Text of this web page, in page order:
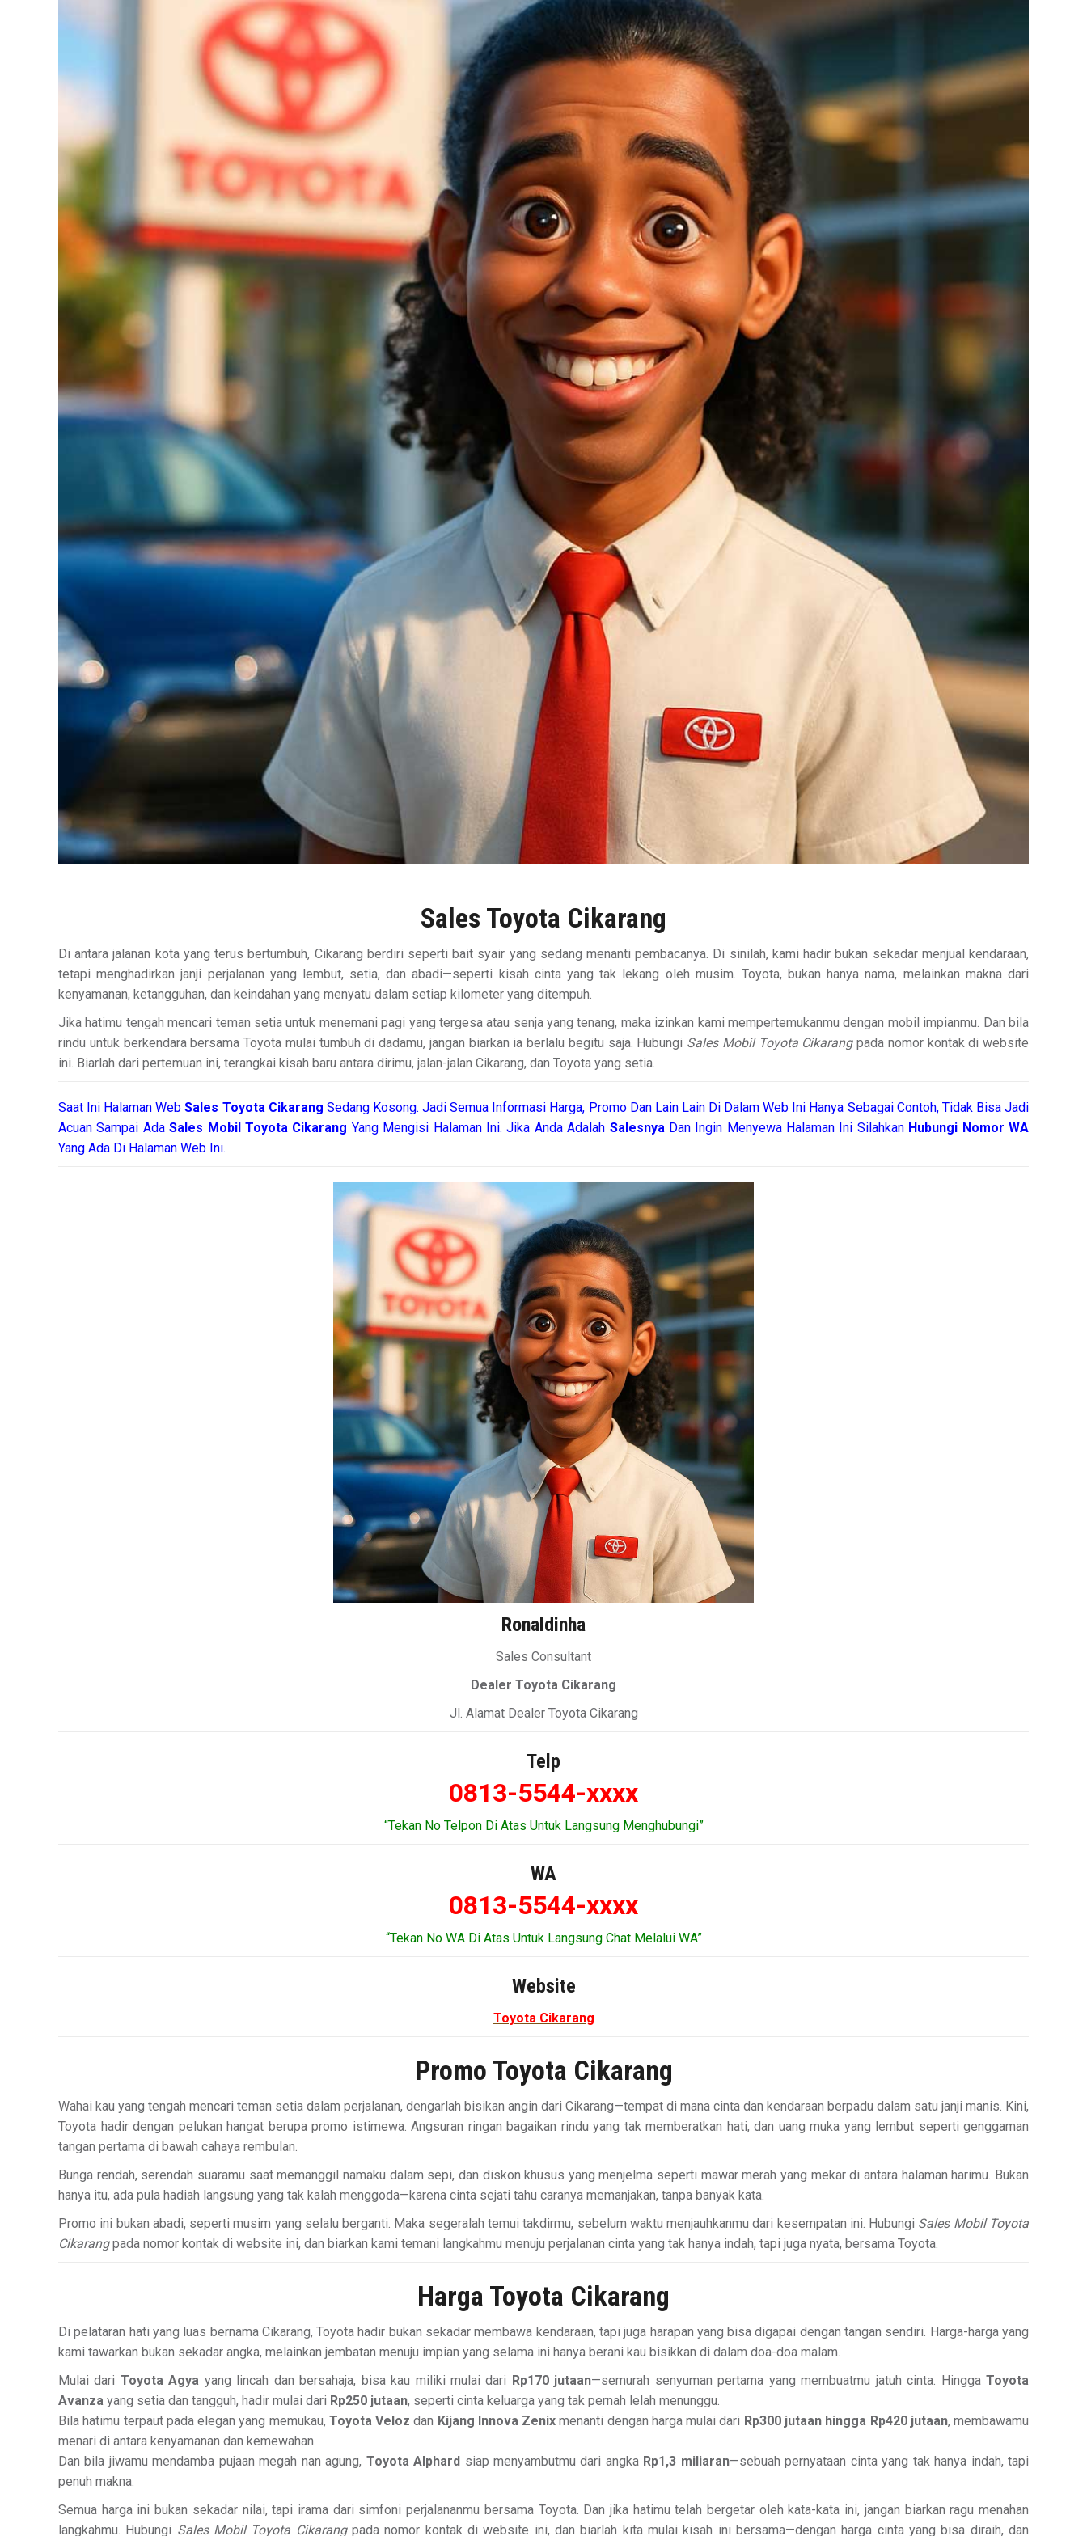
Sales Toyota Cikarang
Di antara jalanan kota yang terus bertumbuh, Cikarang berdiri seperti bait syair yang sedang menanti pembacanya. Di sinilah, kami hadir bukan sekadar menjual kendaraan,
tetapi menghadirkan janji perjalanan yang lembut, setia, dan abadi—seperti kisah cinta yang tak lekang oleh musim. Toyota, bukan hanya nama, melainkan makna dari
kenyamanan, ketangguhan, dan keindahan yang menyatu dalam setiap kilometer yang ditempuh.
Jika hatimu tengah mencari teman setia untuk menemani pagi yang tergesa atau senja yang tenang, maka izinkan kami mempertemukanmu dengan mobil impianmu. Dan bila
rindu untuk berkendara bersama Toyota mulai tumbuh di dadamu, jangan biarkan ia berlalu begitu saja. Hubungi Sales Mobil Toyota Cikarangpada nomor kontak di website
ini. Biarlah dari pertemuan ini, terangkai kisah baru antara dirimu, jalan-jalan Cikarang, dan Toyota yang setia.
Saat Ini Halaman WebSales Toyota Cikarang Sedang Kosong. Jadi Semua Informasi Harga, Promo Dan Lain Lain Di Dalam Web Ini Hanya Sebagai Contoh, Tidak Bisa Jadi
Acuan Sampai AdaSales Mobil Toyota Cikarang Yang Mengisi Halaman Ini. Jika Anda Adalah SalesnyaDan Ingin Menyewa Halaman Ini Silahkan Hubungi Nomor WA
Yang Ada Di Halaman Web Ini.
Ronaldinha
Sales Consultant
Dealer Toyota Cikarang
Jl. Alamat Dealer Toyota Cikarang
Telp
0813-5544-xxxx
“Tekan No Telpon Di Atas Untuk Langsung Menghubungi”
WA
0813-5544-xxxx
“Tekan No WA Di Atas Untuk Langsung Chat Melalui WA”
Website
Toyota Cikarang
Promo Toyota Cikarang
Wahai kau yang tengah mencari teman setia dalam perjalanan, dengarlah bisikan angin dari Cikarang—tempat di mana cinta dan kendaraan berpadu dalam satu janji manis. Kini,
Toyota hadir dengan pelukan hangat berupa promo istimewa. Angsuran ringan bagaikan rindu yang tak memberatkan hati, dan uang muka yang lembut seperti genggaman
tangan pertama di bawah cahaya rembulan.
Bunga rendah, serendah suaramu saat memanggil namaku dalam sepi, dan diskon khusus yang menjelma seperti mawar merah yang mekar di antara halaman harimu. Bukan
hanya itu, ada pula hadiah langsung yang tak kalah menggoda—karena cinta sejati tahu caranya memanjakan, tanpa banyak kata.
Promo ini bukan abadi, seperti musim yang selalu berganti. Maka segeralah temui takdirmu, sebelum waktu menjauhkanmu dari kesempatan ini. Hubungi Sales Mobil Toyota
Cikarangpada nomor kontak di website ini, dan biarkan kami temani langkahmu menuju perjalanan cinta yang tak hanya indah, tapi juga nyata, bersama Toyota.
Harga Toyota Cikarang
Di pelataran hati yang luas bernama Cikarang, Toyota hadir bukan sekadar membawa kendaraan, tapi juga harapan yang bisa digapai dengan tangan sendiri. Harga-harga yang
kami tawarkan bukan sekadar angka, melainkan jembatan menuju impian yang selama ini hanya berani kau bisikkan di dalam doa-doa malam.
Mulai dari Toyota Agya yang lincah dan bersahaja, bisa kau miliki mulai dari Rp170 jutaan—semurah senyuman pertama yang membuatmu jatuh cinta. HinggaToyota
Avanza yang setia dan tangguh, hadir mulai dari Rp250 jutaan, seperti cinta keluarga yang tak pernah lelah menunggu.
Bila hatimu terpaut pada elegan yang memukau, Toyota Veloz dan Kijang Innova Zenix menanti dengan harga mulai dari Rp300 jutaan hingga Rp420 jutaan, membawamu
menari di antara kenyamanan dan kemewahan.
Dan bila jiwamu mendamba pujaan megah nan agung, Toyota Alphard siap menyambutmu dari angka Rp1,3 miliaran—sebuah pernyataan cinta yang tak hanya indah, tapi
penuh makna.
Semua harga ini bukan sekadar nilai, tapi irama dari simfoni perjalananmu bersama Toyota. Dan jika hatimu telah bergetar oleh kata-kata ini, jangan biarkan ragu menahan
langkahmu. Hubungi Sales Mobil Toyota Cikarangpada nomor kontak di website ini, dan biarlah kita mulai kisah ini bersama—dengan harga cinta yang bisa diraih, dan